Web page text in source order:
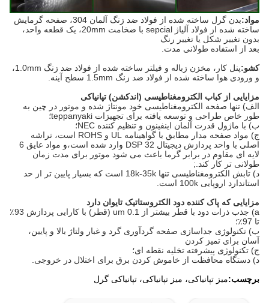
مواد:
بدن گرل ساخته شده از فولاد ضد زنگ آلمان 304، صفحه گرمایش
ساخته شده از فولاد آلیاژ sepcial با ضخامت 20mm، یک قطعه واحد،
بدون تغییر شکل یا تغییر رنگ
بعد از استفاده طولانی مدت.
کشو:
پنل کار، مخزن زباله و فیلتر ساخته شده از فولاد ضد زنگ 1.0mm،
و ورودی هوا ساخته شده از فولاد ضد زنگ 1.5mm سطح آینه.
مزایایی از کباب الکترومغناطیسی (اندکشن) تپانیاکی
الف) تنها صفحه الکترومغناطیسی خود مونتاژ شده و موتور در چین به
طور خاص طراحی و توسعه یافته برای تجهیزات teppanyaki؛
ب) با ماژول قدرت آلمان اینفینون و تنظیم کننده NEC؛
ج) مواد صفحه مدار مطابق با گواهینامه UL و ROHS است، تراشه
اصلی با واحد پردازش دیجیتال DSP 32 وارد شده است،و مواد عایق 6
لایه ای مقاوم در برابر گرما باعث می شود موتور برای مدت زمان
طولانی تر کار کند.;
د) تابش الکترومغناطیسی تنها 18k-35k است که بسیار پایین تر از حد
استاندارد اروپایی 100k است.
مزایایی که پاک کننده دود الکتروستاتیک تایوان دارد
a) جذب ذرات دود با قطر بیشتر از 0.1 um (قطر) با کارایی پردازش 93٪
تا 97٪؛
ب) تکنولوژی جداسازی صفحه گردآوری گرد و غبار ولتاژ بالا و پایین،
آسان برای تمیز کردن
ج) تکنولوژی پیشرفته تخلیه نقطه ای؛
د) دستگاه محافظت از خاموش کردن برق برای اختلال در خروجی.
برچسب:میز تپانیاکی، میز تپانیاکی، تپانیاکی گرل